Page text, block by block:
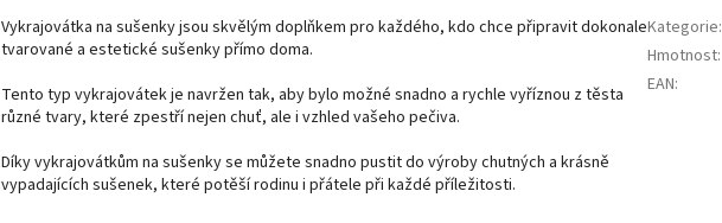
Vykrajovátka na sušenky jsou skvělým doplňkem pro každého, kdo chce připravit dokonale
tvarované a estetické sušenky přímo doma.
Tento typ vykrajovátek je navržen tak, aby bylo možné snadno a rychle vyříznou z těsta
různé tvary, které zpestří nejen chuť, ale i vzhled vašeho pečiva.
Díky vykrajovátkům na sušenky se můžete snadno pustit do výroby chutných a krásně
vypadajících sušenek, které potěší rodinu i přátele při každé příležitosti.
Kategorie:
Hmotnost:
EAN: